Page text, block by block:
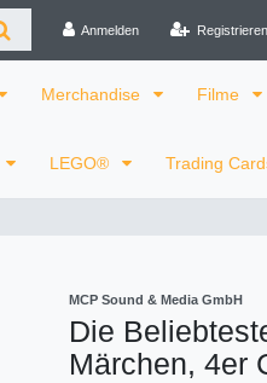
Anmelden Registrieren
Merchandise Filme
LEGO® Trading
MCP Sound & Media GmbH
Die
Märchen, 4er